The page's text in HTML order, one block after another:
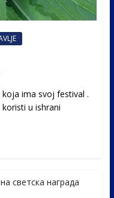
ima svoj festival .
u ishrani
светска награда